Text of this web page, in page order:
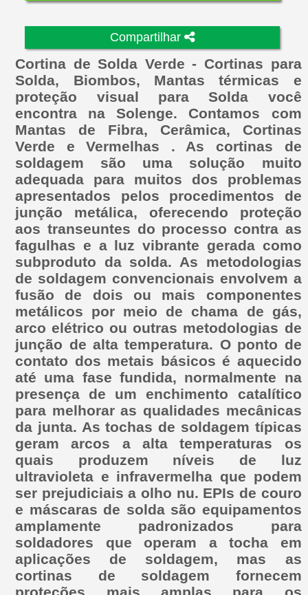
Compartilhar
Cortina de Solda Verde - Cortinas para
Solda, Biombos, Mantas térmicas e
proteção visual para Solda você
encontra na Solenge. Contamos com
Mantas de Fibra, Cerâmica, Cortinas
Verde e Vermelhas . As cortinas de
soldagem são uma solução muito
adequada para muitos dos problemas
apresentados pelos procedimentos de
junção metálica, oferecendo proteção
aos transeuntes do processo contra as
fagulhas e a luz vibrante gerada como
subproduto da solda. As metodologias
de soldagem convencionais envolvem a
fusão de dois ou mais componentes
metálicos por meio de chama de gás,
arco elétrico ou outras metodologias de
junção de alta temperatura. O ponto de
contato dos metais básicos é aquecido
até uma fase fundida, normalmente na
presença de um enchimento catalítico
para melhorar as qualidades mecânicas
da junta. As tochas de soldagem típicas
geram arcos a alta temperaturas os
quais produzem níveis de luz
ultravioleta e infravermelha que podem
ser prejudiciais a olho nu. EPIs de couro
e máscaras de solda são equipamentos
amplamente padronizados para
soldadores que operam a tocha em
aplicações de soldagem, mas as
cortinas de soldagem fornecem
proteções mais amplas para os